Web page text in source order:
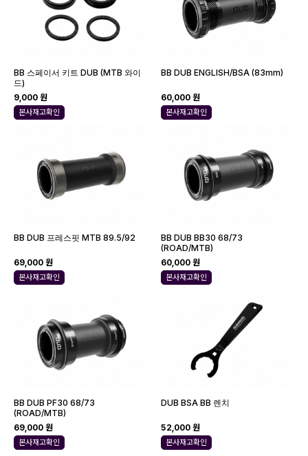
BB 스페이서 키트 DUB (MTB 와이
드)
9,000 원
본사재고확인
BB DUB ENGLISH/BSA (83mm)
60,000 원
본사재고확인
BB DUB 프레스핏 MTB 89.5/92
69,000 원
본사재고확인
BB DUB BB30 68/73
(ROAD/MTB)
60,000 원
본사재고확인
BB DUB PF30 68/73
(ROAD/MTB)
69,000 원
본사재고확인
DUB BSA BB 렌치
52,000 원
본사재고확인